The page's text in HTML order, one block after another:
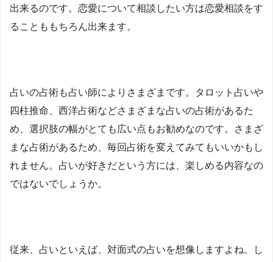
出来るのです。恋愛について相談したい方は恋愛相談をす
ることももちろん出来ます。
占いの占術も占い師によりさまざまです。タロット占いや
四柱推命、西洋占術などさまざまな占いの占術があるた
め、選択肢の幅がとても広い点もお勧めなのです。さまざ
まな占術があるため、毎回占術を変えてみてもいいかもし
れません。占いが好きだという方には、楽しめる内容なの
ではないでしょうか。
従来、占いといえば、対面式の占いを想像しますよね。し